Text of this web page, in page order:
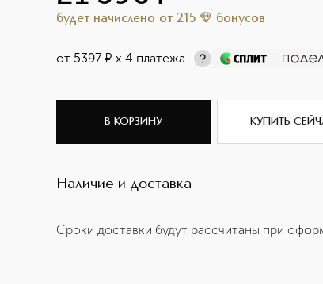
будет начислено от 215 бонусов
от 5397 ¤ х 4 платежа
В КОРЗИНУ КУПИТЬ
Наличие и доставка
Сроки доставки будут рассчитаны при